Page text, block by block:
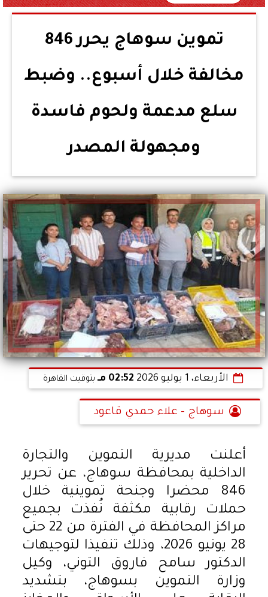
تموين سوهاج يحرر 846
مخالفة خلال أسبوع.. وضبط
سلع مدعمة ولحوم فاسدة
ومجهولة المصدر
الأربعاء، 1 يوليو 2026 02:52 مـ بتوقيت القاهرة
سوهاج - علاء حمدي قاعود
أعلنت مديرية التموين والتجارة
الداخلية بمحافظة سوهاج، عن تحرير
846 محضرا وجنحة تموينية خلال
حملات رقابية مكثفة نُفذت بجميع
مراكز المحافظة في الفترة من 22 حتى
28 يونيو 2026، وذلك تنفيذا لتوجيهات
الدكتور سامح فاروق التوني، وكيل
وزارة التموين بسوهاج، بتشديد